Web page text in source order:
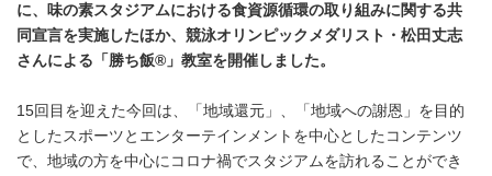
に、味の素スタジアムにおける食資源循環の取り組みに関する共
同宣言を実施したほか、競泳オリンピックメダリスト・松田丈志
さんによる 「勝ち飯®」教室を開催しました。
15回目を迎えた今回は、「地域還元」、「地域への謝恩」を目的
としたスポーツとエンターテインメントを中心としたコンテンツ
で、地域の方を中心にコロナ禍でスタジアムを訪れることができ